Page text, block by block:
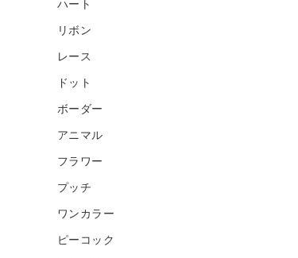
ハート
リボン
レース
ドット
ボーダー
アニマル
フラワー
プッチ
ワンカラー
ピーコック